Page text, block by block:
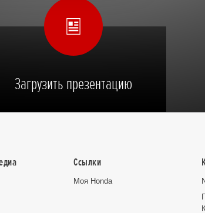
Загрузить презентацию
Ссылки
Moя Honda